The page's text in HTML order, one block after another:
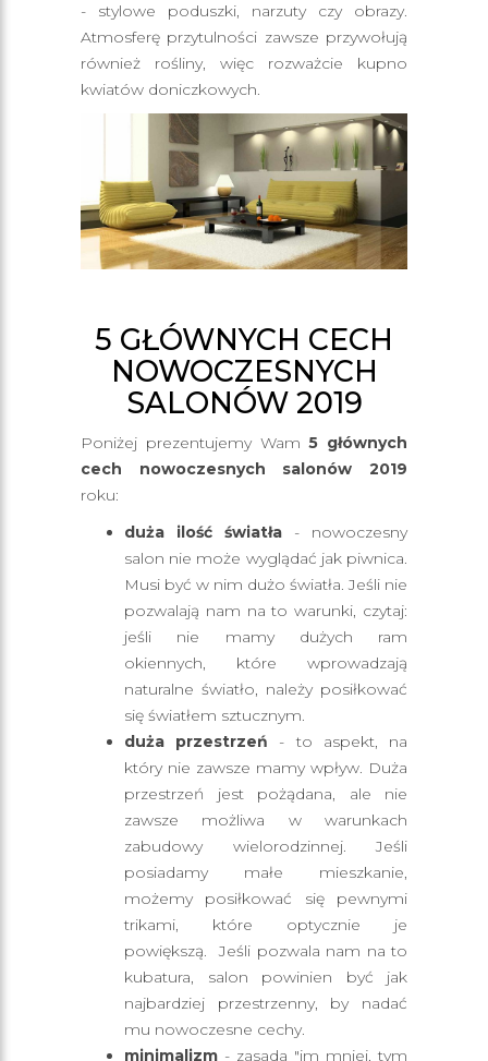
- stylowe poduszki, narzuty czy obrazy.
Atmosferę przytulności zawsze przywołują
również rośliny, więc rozważcie kupno
kwiatów doniczkowych.
5 GŁÓWNYCH CECH
NOWOCZESNYCH
SALONÓW 2019
Poniżej prezentujemy Wam5 głównych
cech nowoczesnych salonów 2019
roku:
duża ilość światła - nowoczesny
salon nie może wyglądać jak piwnica.
Musi być w nim dużo światła. Jeśli nie
pozwalają nam na to warunki, czytaj:
jeśli nie mamy dużych ram
okiennych, które wprowadzają
naturalne światło, należy posiłkować
się światłem sztucznym.
duża przestrzeń - to aspekt, na
który nie zawsze mamy wpływ. Duża
przestrzeń jest pożądana, ale nie
zawsze możliwa w warunkach
zabudowy wielorodzinnej. Jeśli
posiadamy małe mieszkanie,
możemy posiłkować się pewnymi
trikami, które optycznie je
powiększą. Jeśli pozwala nam na to
kubatura, salon powinien być jak
najbardziej przestrzenny, by nadać
mu nowoczesne cechy.
minimalizm - zasada "im mniej, tym